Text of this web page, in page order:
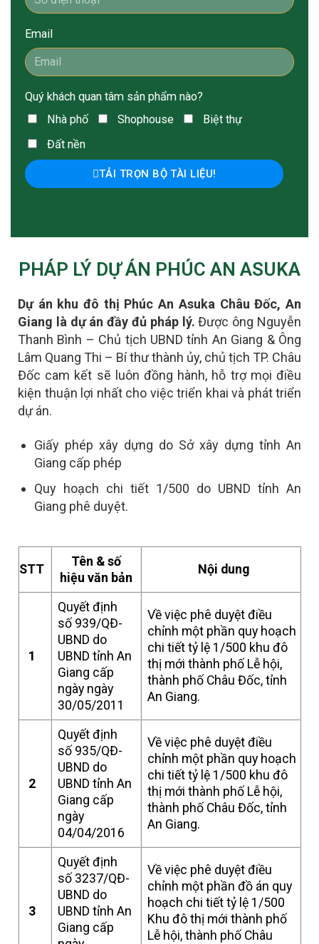
Email
Quý khách quan tâm sản phẩm nào?
Nhà phố
Shophouse
Biệt thự
Đất nền
TẢI TRỌN BỘ TÀI LIỆU!
PHÁP LÝ DỰ ÁN PHÚC AN ASUKA
Dự án khu đô thị Phúc An Asuka Châu Đốc, An
Giang là dự án đầy đủ pháp lý.Được ông Nguyễn
Thanh Bình – Chủ tịch UBND tỉnh An Giang & Ông
Lâm Quang Thi – Bí thư thành ủy, chủ tịch TP. Châu
Đốc cam kết sẽ luôn đồng hành, hỗ trợ mọi điều
kiện thuận lợi nhất cho việc triển khai và phát triển
dự án.
Giấy phép xây dựng do Sở xây dựng tỉnh An
Giang cấp phép
Quy hoạch chi tiết 1/500 do UBND tỉnh An
Giang phê duyệt.
STT
Tên & số
hiệu văn bản
Nội dung
1
Quyết định
số 939/QĐ-
UBND do
UBND tỉnh An
Giang cấp
ngày ngày
30/05/2011
Về việc phê duyệt điều
chỉnh một phần quy hoạch
chi tiết tỷ lệ 1/500 khu đô
thị mới thành phố Lễ hội,
thành phố Châu Đốc, tỉnh
An Giang.
2
Quyết định
số 935/QĐ-
UBND do
UBND tỉnh An
Giang cấp
ngày
04/04/2016
Về việc phê duyệt điều
chỉnh một phần quy hoạch
chi tiết tỷ lệ 1/500 khu đô
thị mới thành phố Lễ hội,
thành phố Châu Đốc, tỉnh
An Giang.
3
Quyết định
số 3237/QĐ-
UBND do
UBND tỉnh An
Giang cấp
Về việc phê duyệt điều
chỉnh một phần đồ án quy
hoạch chi tiết tỷ lệ 1/500
Khu đô thị mới thành phố
Lễ hội, thành phố Châu